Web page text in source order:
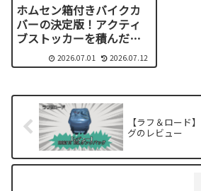
ホムセン箱付きバイクカ
バーの決定版！アクティ
ブストッカーを積んだま
ま綺麗に被せるサイズ選
びとおすすめモデル
2026.07.01 2026.07.12
【ラフ＆ロード
グのレビュー